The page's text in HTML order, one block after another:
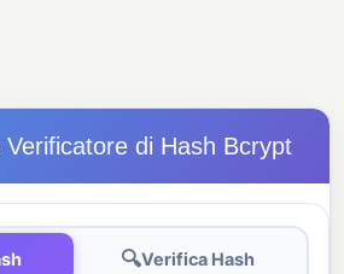
di Hash Bcrypt
🔍Verifica Hash